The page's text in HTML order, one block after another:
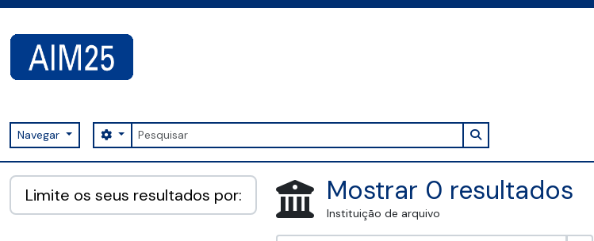
Navegar Pesquisar
Search options Search in browse page
AIM25 - AtoM 2.8.2
Limite os seus resultados por: Mostrar 0 resultados
Instituição de arquivo